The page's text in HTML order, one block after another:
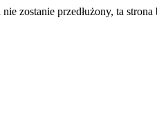
zostanie przedłużony, ta